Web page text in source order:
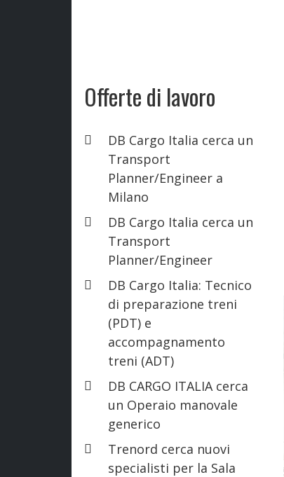
Offerte di lavoro
DB Cargo Italia cerca un
Transport
Planner/Engineer a
Milano
DB Cargo Italia cerca un
Transport
Planner/Engineer
DB Cargo Italia: Tecnico
di preparazione treni
(PDT) e
accompagnamento
treni (ADT)
DB CARGO ITALIA cerca
un Operaio manovale
generico
Trenord cerca nuovi
specialisti per la Sala